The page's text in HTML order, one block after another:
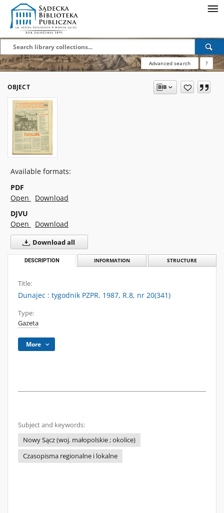
Advanced search ?
OBJECT
Available formats:
PDF
Open
Download
DJVU
Open
Download
Download all
DESCRIPTION INFORMATION STRUCTURE
Title:
Dunajec : tygodnik PZPR. 1987, R.8, nr 20(341)
Type:
Gazeta
More
Subject and keywords:
Nowy Sącz (woj. małopolskie ; okolice)
Czasopisma regionalne i lokalne